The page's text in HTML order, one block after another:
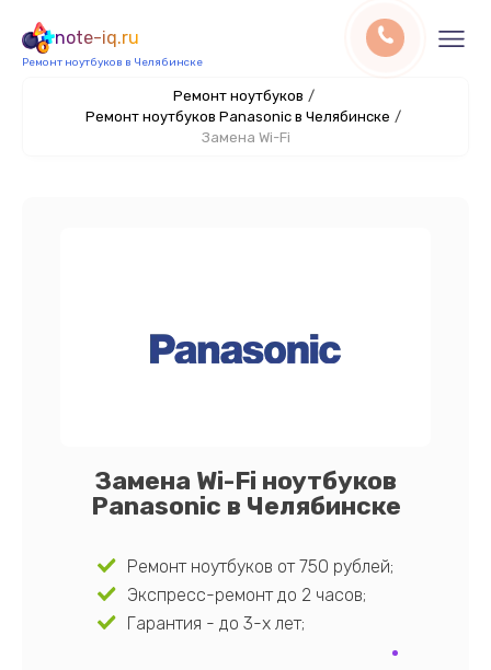
note-iq.ru
Ремонт ноутбуков в Челябинске
Ремонт ноутбуков /
Ремонт ноутбуков Panasonic в Челябинске /
Замена Wi-Fi
Замена Wi-Fi ноутбуков
Panasonic в Челябинске
Ремонт ноутбуков от 750 рублей;
Экспресс-ремонт до 2 часов;
Гарантия - до 3-х лет;